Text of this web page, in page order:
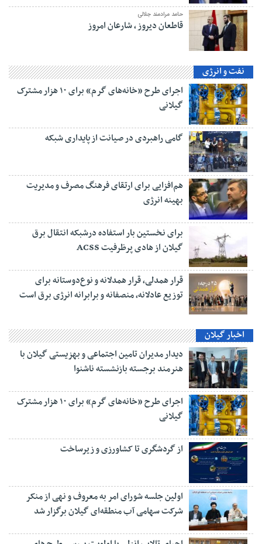
حامد مرادمند جلالی
قاطعان دیروز ، شارعان امروز
نفت و انرژی
اجرای طرح «خانه‌های گرم» برای ۱۰ هزار مشترک
گیلانی
گامی راهبردی در صیانت از پایداری شبکه
هم‌افزایی برای ارتقای فرهنگ مصرف و مدیریت
بهینه انرژی
برای نخستین بار استفاده درشبکه انتقال برق
گیلان از هادی پرظرفیت ACSS
قرار همدلی، قرار همدلانه و نوع‌دوستانه برای
توزیع عادلانه، منصفانه و برابرانه انرژی برق است
اخبار گیلان
دیدار مدیران تامین اجتماعی و بهزیستی گیلان با
هنرمند برجسته بازنشسته ناشنوا
اجرای طرح «خانه‌های گرم» برای ۱۰ هزار مشترک
گیلانی
از گردشگری تا کشاورزی و زیرساخت
اولین جلسه شورای امر به معروف و نهی از منکر
شرکت سهامی آب منطقه‌ای گیلان برگزار شد